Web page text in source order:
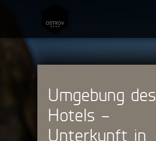
Umgebung des
Hotels –
Unterkunft in